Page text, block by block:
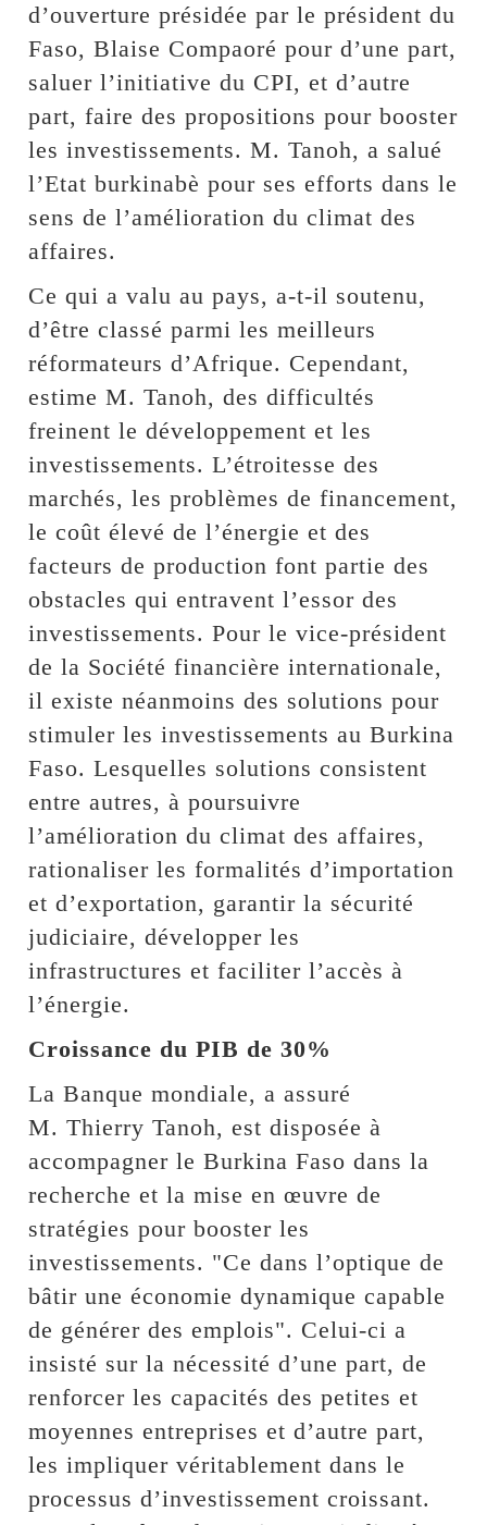
d’ouverture présidée par le président du
Faso, Blaise Compaoré pour d’une part,
saluer l’initiative du CPI, et d’autre
part, faire des propositions pour booster
les investissements. M. Tanoh, a salué
l’Etat burkinabè pour ses efforts dans le
sens de l’amélioration du climat des
affaires.
Ce qui a valu au pays, a-t-il soutenu,
d’être classé parmi les meilleurs
réformateurs d’Afrique. Cependant,
estime M. Tanoh, des difficultés
freinent le développement et les
investissements. L’étroitesse des
marchés, les problèmes de financement,
le coût élevé de l’énergie et des
facteurs de production font partie des
obstacles qui entravent l’essor des
investissements. Pour le vice-président
de la Société financière internationale,
il existe néanmoins des solutions pour
stimuler les investissements au Burkina
Faso. Lesquelles solutions consistent
entre autres, à poursuivre
l’amélioration du climat des affaires,
rationaliser les formalités d’importation
et d’exportation, garantir la sécurité
judiciaire, développer les
infrastructures et faciliter l’accès à
l’énergie.
Croissance du PIB de 30%
La Banque mondiale, a assuré
M. Thierry Tanoh, est disposée à
accompagner le Burkina Faso dans la
recherche et la mise en œuvre de
stratégies pour booster les
investissements. "Ce dans l’optique de
bâtir une économie dynamique capable
de générer des emplois". Celui-ci a
insisté sur la nécessité d’une part, de
renforcer les capacités des petites et
moyennes entreprises et d’autre part,
les impliquer véritablement dans le
processus d’investissement croissant.